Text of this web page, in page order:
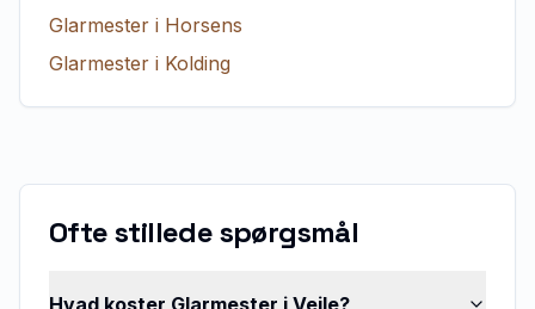
Glarmester i Horsens
Glarmester i Kolding
Ofte stillede spørgsmål
Hvad koster Glarmester i Vejle?